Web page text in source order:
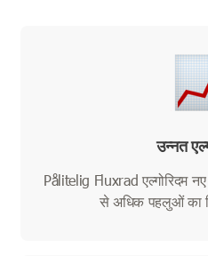
उन्नत
Pålitelig Fluxrad एल्गोरिदम
से अधिक पहलुओं का